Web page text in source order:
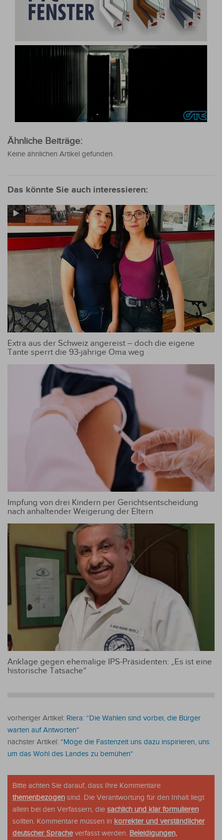
Ähnliche Beiträge:
Keine ähnlichen Artikel gefunden.
Das könnte Sie auch interessieren:
Extra aus der Schweiz angereist – doch die eigene
Tante sperrt die 93-jährige Oma weg
Impfung von drei Kindern per Gerichtsentscheidung
nach anhaltender Weigerung der Eltern
Anklage gegen ehemalige IPS-Präsidenten: „Es ist eine
historische Tatsache“
vorheriger Artikel: Riera: “Die Wahlen sind vorbei, die Bürger
warten auf Antworten“
nächster Artikel: “Möge die Fastenzeit uns dazu inspirieren, uns
um das Wohl des Landes zu bemühen“
Bitte achten Sie darauf, dass Ihre Kommentare
themenbezogen sind. Die Verantwortung für den Inhalt liegt
allein bei den Verfassern, die sachlich und klar formulieren
sollten. Kommentare müssen in korrekter und verständlicher
deutscher Spracheverfasst werden. Beleidigungen,